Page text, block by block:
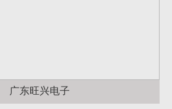
广东旺兴电子